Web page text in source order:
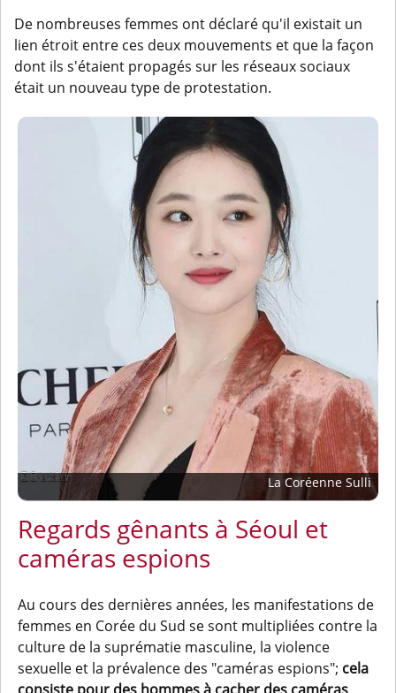
De nombreuses femmes ont déclaré qu'il existait un
lien étroit entre ces deux mouvements et que la façon
dont ils s'étaient propagés sur les réseaux sociaux
était un nouveau type de protestation.
La Coréenne Sulli
Regards gênants à Séoul et
caméras espions
Au cours des dernières années, les manifestations de
femmes en Corée du Sud se sont multipliées contre la
culture de la suprématie masculine, la violence
sexuelle et la prévalence des "caméras espions"; cela
consiste pour des hommes à cacher des caméras